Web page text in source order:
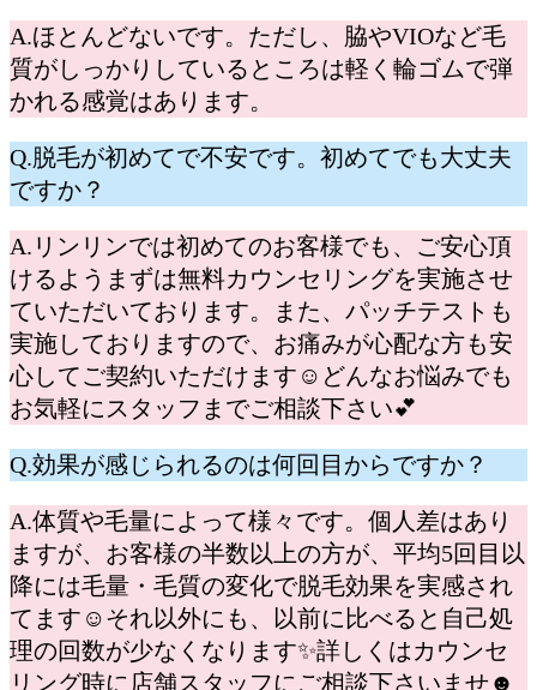
A.ほとんどないです。ただし、脇やVIOなど毛
質がしっかりしているところは軽く輪ゴムで弾
かれる感覚はあります。
Q.脱毛が初めてで不安です。初めてでも大丈夫
ですか？
A.リンリンでは初めてのお客様でも、ご安心頂
けるようまずは無料カウンセリングを実施させ
ていただいております。また、パッチテストも
実施しておりますので、お痛みが心配な方も安
心してご契約いただけます☺どんなお悩みでも
お気軽にスタッフまでご相談下さい💕
Q.効果が感じられるのは何回目からですか？
A.体質や毛量によって様々です。個人差はあり
ますが、お客様の半数以上の方が、平均5回目以
降には毛量・毛質の変化で脱毛効果を実感され
てます☺それ以外にも、以前に比べると自己処
理の回数が少なくなります✨詳しくはカウンセ
リング時に店舗スタッフにご相談下さいませ☻